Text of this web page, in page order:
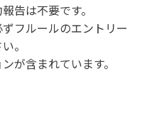
告は不要です。
フルールのエントリー
。
が含まれています。